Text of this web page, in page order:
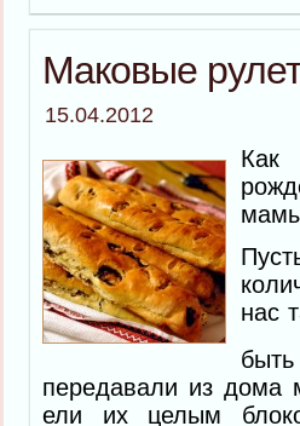
Маковые
15.04.2012
нас
передавали из дома
ели их целым